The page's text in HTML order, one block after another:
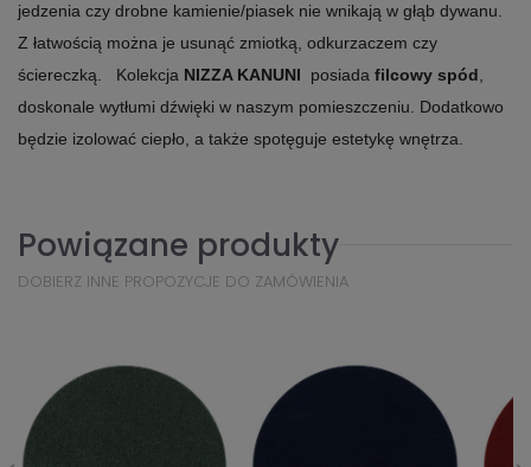
jedzenia czy drobne kamienie/piasek nie wnikają w głąb dywanu.
Z łatwością można je usunąć zmiotką, odkurzaczem czy
ściereczką. Kolekcja NIZZA KANUNI posiada filcowy spód
doskonale wytłumi dźwięki w naszym pomieszczeniu. Dodatkowo
będzie izolować ciepło, a także spotęguje estetykę wnętrza.
Powiązane produkty
DOBIERZ INNE PROPOZYCJE DO ZAMÓWIENIA